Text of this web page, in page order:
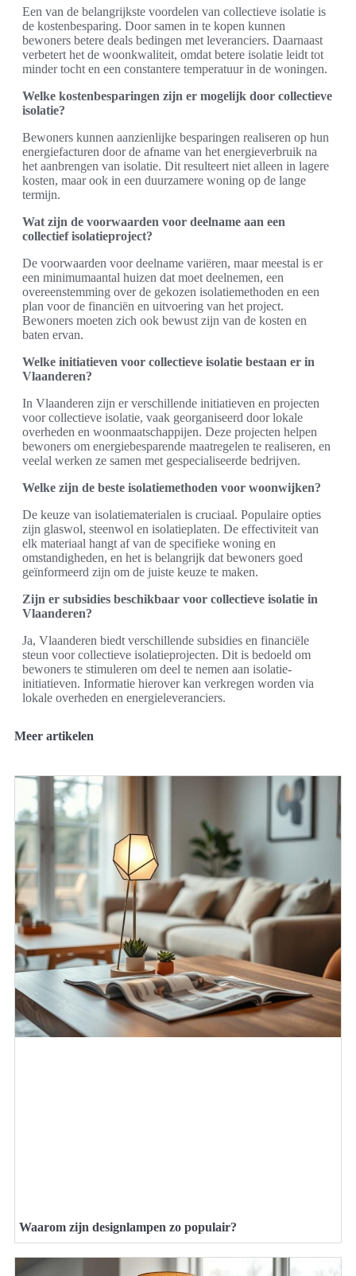
Een van de belangrijkste voordelen van collectieve isolatie is
de kostenbesparing. Door samen in te kopen kunnen
bewoners betere deals bedingen met leveranciers. Daarnaast
verbetert het de woonkwaliteit, omdat betere isolatie leidt tot
minder tocht en een constantere temperatuur in de woningen.
Welke kostenbesparingen zijn er mogelijk door collectieve
isolatie?
Bewoners kunnen aanzienlijke besparingen realiseren op hun
energiefacturen door de afname van het energieverbruik na
het aanbrengen van isolatie. Dit resulteert niet alleen in lagere
kosten, maar ook in een duurzamere woning op de lange
termijn.
Wat zijn de voorwaarden voor deelname aan een
collectief isolatieproject?
De voorwaarden voor deelname variëren, maar meestal is er
een minimumaantal huizen dat moet deelnemen, een
overeenstemming over de gekozen isolatiemethoden en een
plan voor de financiën en uitvoering van het project.
Bewoners moeten zich ook bewust zijn van de kosten en
baten ervan.
Welke initiatieven voor collectieve isolatie bestaan er in
Vlaanderen?
In Vlaanderen zijn er verschillende initiatieven en projecten
voor collectieve isolatie, vaak georganiseerd door lokale
overheden en woonmaatschappijen. Deze projecten helpen
bewoners om energiebesparende maatregelen te realiseren, en
veelal werken ze samen met gespecialiseerde bedrijven.
Welke zijn de beste isolatiemethoden voor woonwijken?
De keuze van isolatiematerialen is cruciaal. Populaire opties
zijn glaswol, steenwol en isolatieplaten. De effectiviteit van
elk materiaal hangt af van de specifieke woning en
omstandigheden, en het is belangrijk dat bewoners goed
geïnformeerd zijn om de juiste keuze te maken.
Zijn er subsidies beschikbaar voor collectieve isolatie in
Vlaanderen?
Ja, Vlaanderen biedt verschillende subsidies en financiële
steun voor collectieve isolatieprojecten. Dit is bedoeld om
bewoners te stimuleren om deel te nemen aan isolatie-
initiatieven. Informatie hierover kan verkregen worden via
lokale overheden en energieleveranciers.
Meer artikelen
Waarom zijn designlampen zo populair?